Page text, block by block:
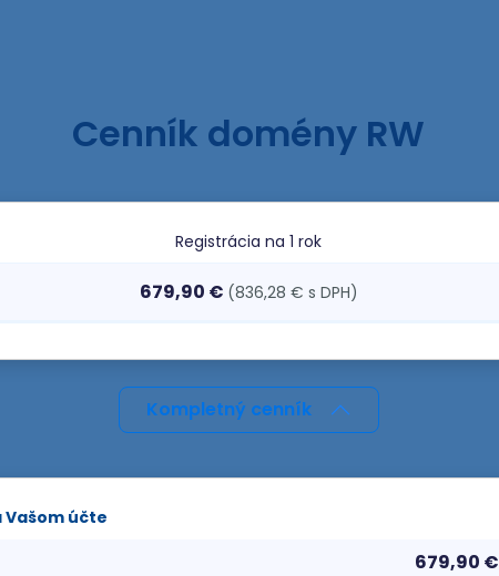
Cenník domény RW
Registrácia na 1 rok
679,90 € (836,28 € s DPH)
Kompletný cenník
Vašom účte
679,90 €